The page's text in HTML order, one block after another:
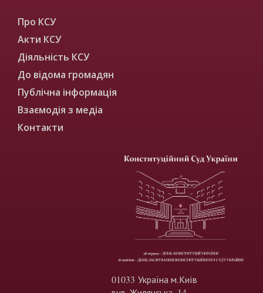
Про КСУ
Акти КСУ
Діяльність КСУ
До відома громадян
Публічна інформація
Взаємодія з медіа
Контакти
01033 Україна м.Київ